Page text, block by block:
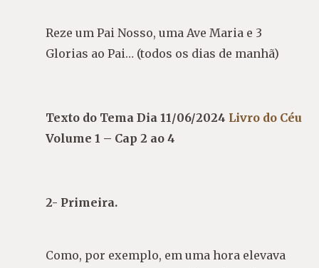
Reze um Pai Nosso, uma Ave Maria e 3
Glorias ao Pai… (todos os dias de manhã)
Texto do Tema Dia 11/06/2024 Livro do Céu
Volume 1 – Cap 2 ao 4
2- Primeira.
Como, por exemplo, em uma hora elevava